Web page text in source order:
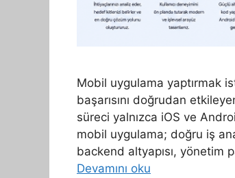
Mobil uygulama yaptırmak
başarısını doğrudan
süreci yalnızca iOS ve
mobil uygulama; doğru iş
backend altyapısı, yönetim
Devamını oku